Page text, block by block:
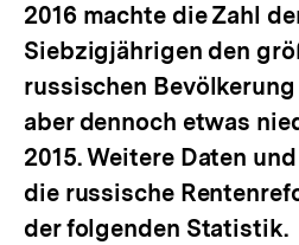
2016 machte die Zahl
Siebzigjährigen den
russischen
aber dennoch etwas
2015. Weitere Daten
die russische
der folgenden Statistik.